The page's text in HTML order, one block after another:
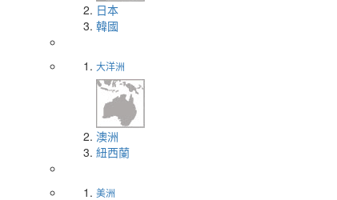
日本
韓國
大洋洲
澳洲
紐西蘭
美洲